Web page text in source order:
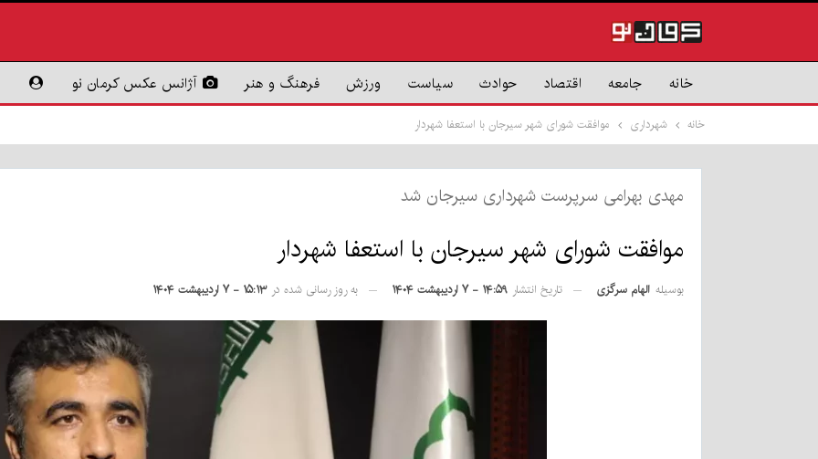
خانه جامعه اقتصاد حوادث سیاست ورزش فرهنگ و هنر آژانس عکس کرمان نو
خانه شهرداری موافقت شورای شهر سیرجان با استعفا شهردار
مهدی بهرامی سرپرست شهرداری سیرجان شد
موافقت شورای شهر سیرجان با استعفا شهردار
بوسیله الهام سرگزی تاریخ انتشار ۱۴:۵۹ - ۷ اردیبهشت ۱۴۰۴ به روز رسانی شده در ۱۵:۱۳ - ۷ اردیبهشت ۱۴۰۴